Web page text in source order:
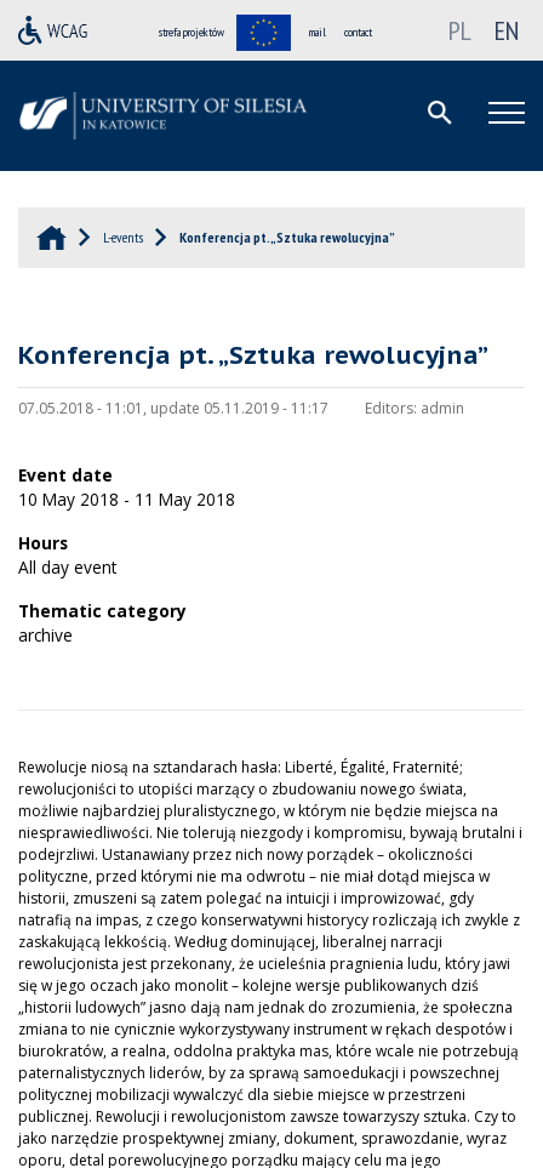
strefa projektów mail contact PL EN
L-events Konferencja pt. „Sztuka rewolucyjna”
Konferencja pt. „Sztuka rewolucyjna”
07.05.2018 - 11:01, update 05.11.2019 - 11:17 Editors: admin
Event date
10 May 2018 - 11 May 2018
Hours
All day event
Thematic category
archive
Rewolucje niosą na sztandarach hasła: Liberté, Égalité, Fraternité;
rewolucjoniści to utopiści marzący o zbudowaniu nowego świata,
możliwie najbardziej pluralistycznego, w którym nie będzie miejsca na
niesprawiedliwości. Nie tolerują niezgody i kompromisu, bywają brutalni i
podejrzliwi. Ustanawiany przez nich nowy porządek – okoliczności
polityczne, przed którymi nie ma odwrotu – nie miał dotąd miejsca w
historii, zmuszeni są zatem polegać na intuicji i improwizować, gdy
natrafią na impas, z czego konserwatywni historycy rozliczają ich zwykle z
zaskakującą lekkością. Według dominującej, liberalnej narracji
rewolucjonista jest przekonany, że ucieleśnia pragnienia ludu, który jawi
się w jego oczach jako monolit – kolejne wersje publikowanych dziś
„historii ludowych” jasno dają nam jednak do zrozumienia, że społeczna
zmiana to nie cynicznie wykorzystywany instrument w rękach despotów i
biurokratów, a realna, oddolna praktyka mas, które wcale nie potrzebują
paternalistycznych liderów, by za sprawą samoedukacji i powszechnej
politycznej mobilizacji wywalczyć dla siebie miejsce w przestrzeni
publicznej. Rewolucji i rewolucjonistom zawsze towarzyszy sztuka. Czy to
jako narzędzie prospektywnej zmiany, dokument, sprawozdanie, wyraz
oporu, detal porewolucyjnego porządku mający celu ma jego